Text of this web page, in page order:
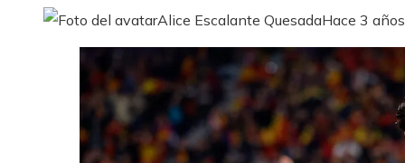
Alice Escalante QuesadaHace 3 años